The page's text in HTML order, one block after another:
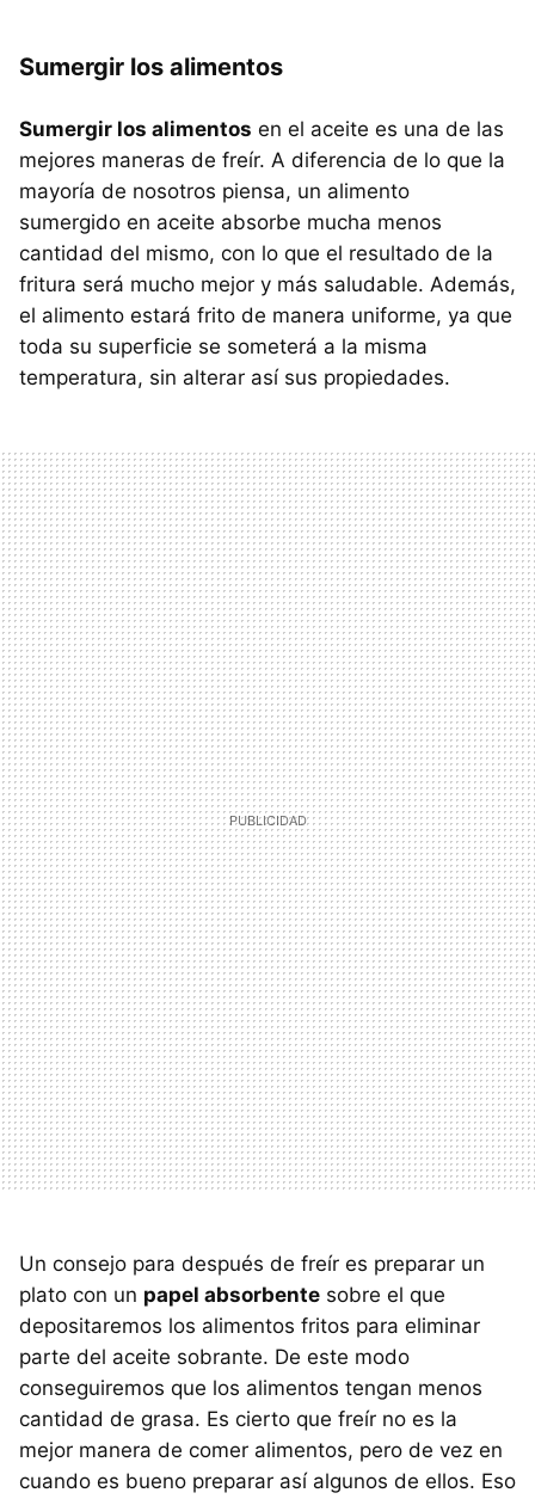
Sumergir los alimentos
Sumergir los alimentos en el aceite es una de las
mejores maneras de freír. A diferencia de lo que la
mayoría de nosotros piensa, un alimento
sumergido en aceite absorbe mucha menos
cantidad del mismo, con lo que el resultado de la
fritura será mucho mejor y más saludable. Además,
el alimento estará frito de manera uniforme, ya que
toda su superficie se someterá a la misma
temperatura, sin alterar así sus propiedades.
Un consejo para después de freír es preparar un
plato con un papel absorbente sobre el que
depositaremos los alimentos fritos para eliminar
parte del aceite sobrante. De este modo
conseguiremos que los alimentos tengan menos
cantidad de grasa. Es cierto que freír no es la
mejor manera de comer alimentos, pero de vez en
cuando es bueno preparar así algunos de ellos. Eso